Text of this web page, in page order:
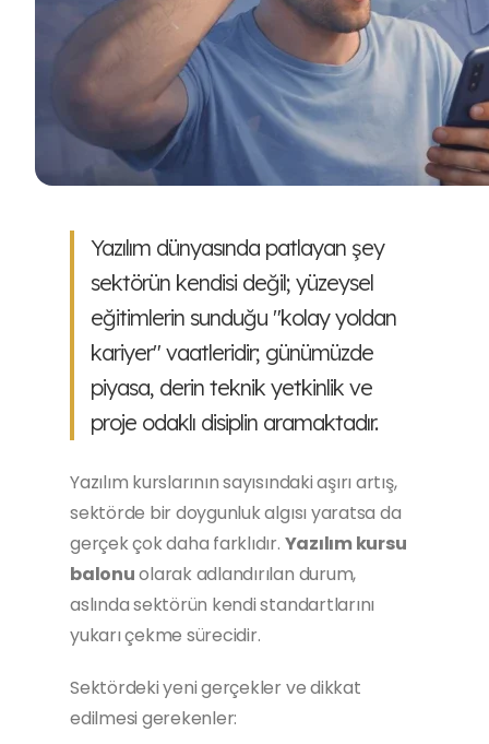
Yazılım dünyasında patlayan şey
sektörün kendisi değil; yüzeysel
eğitimlerin sunduğu "kolay yoldan
kariyer" vaatleridir; günümüzde
piyasa, derin teknik yetkinlik ve
proje odaklı disiplin aramaktadır.
Yazılım kurslarının sayısındaki aşırı artış,
sektörde bir doygunluk algısı yaratsa da
gerçek çok daha farklıdır. Yazılım kursu
balonuolarak adlandırılan durum,
aslında sektörün kendi standartlarını
yukarı çekme sürecidir.
Sektördeki yeni gerçekler ve dikkat
edilmesi gerekenler: